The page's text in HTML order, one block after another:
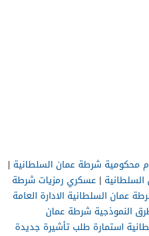
محكومية شرطة عمان السلطانية |
| عسكري رمزيات شرطة
عمان السلطانية الادارة العامة
النموذجية شرطة عمان
استمارة طلب تأشيرة جديدة